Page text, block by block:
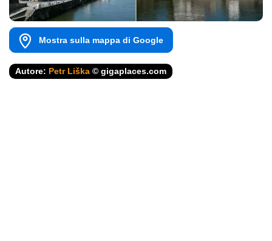
Mostra sulla mappa di Google
Autore: Petr Liška © gigaplaces.com